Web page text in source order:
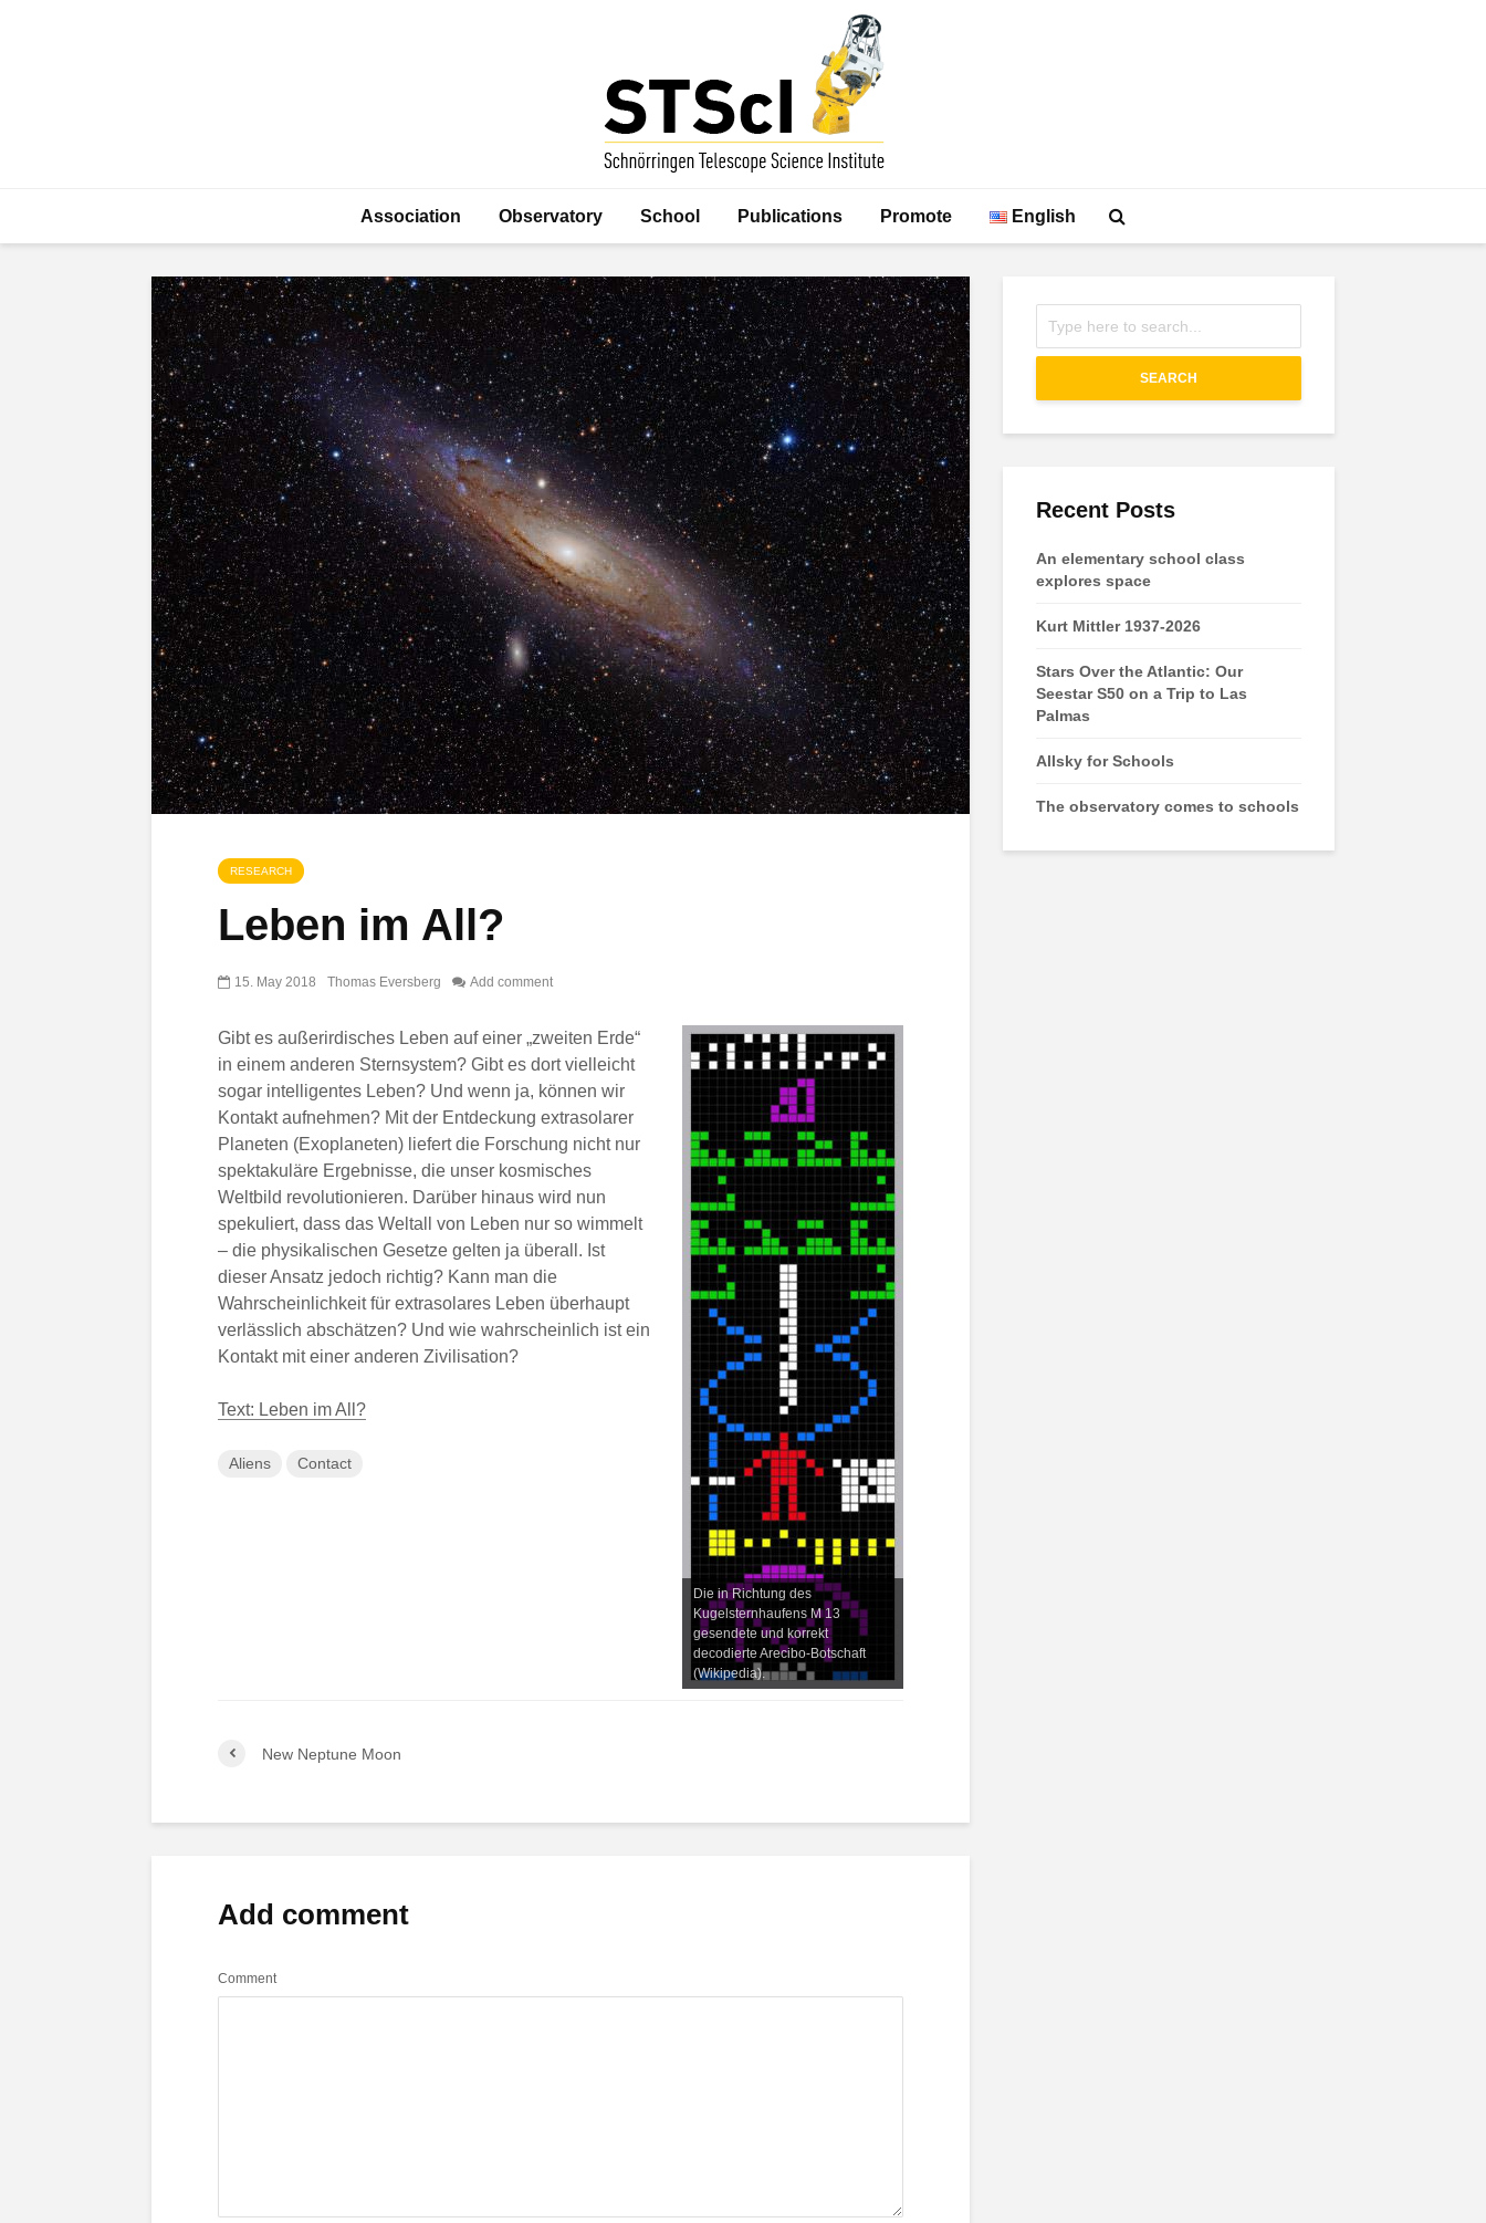
Association Observatory School Publications Promote English
RESEARCH
Leben im All?
15. May 2018 Thomas Eversberg Add comment
Die in Richtung des
Kugelsternhaufens M 13
gesendete und korrekt
decodierte Arecibo-Botschaft
(Wikipedia).
Gibt es außerirdisches Leben auf einer „zweiten Erde“
in einem anderen Sternsystem? Gibt es dort vielleicht
sogar intelligentes Leben? Und wenn ja, können wir
Kontakt aufnehmen? Mit der Entdeckung extrasolarer
Planeten (Exoplaneten) liefert die Forschung nicht nur
spektakuläre Ergebnisse, die unser kosmisches
Weltbild revolutionieren. Darüber hinaus wird nun
spekuliert, dass das Weltall von Leben nur so wimmelt
– die physikalischen Gesetze gelten ja überall. Ist
dieser Ansatz jedoch richtig? Kann man die
Wahrscheinlichkeit für extrasolares Leben überhaupt
verlässlich abschätzen? Und wie wahrscheinlich ist ein
Kontakt mit einer anderen Zivilisation?
Text: Leben im All?
Aliens Contact
New Neptune Moon
Add comment
Comment
SEARCH
Recent Posts
An elementary school class
explores space
Kurt Mittler 1937-2026
Stars Over the Atlantic: Our
Seestar S50 on a Trip to Las
Palmas
Allsky for Schools
The observatory comes to schools